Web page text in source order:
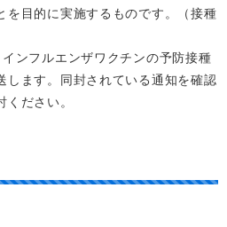
を目的に実施するものです。（接種
ンフルエンザワクチンの予防接種
します。同封されている通知を確認
ください。